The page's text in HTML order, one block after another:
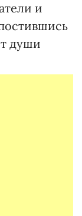
и
души